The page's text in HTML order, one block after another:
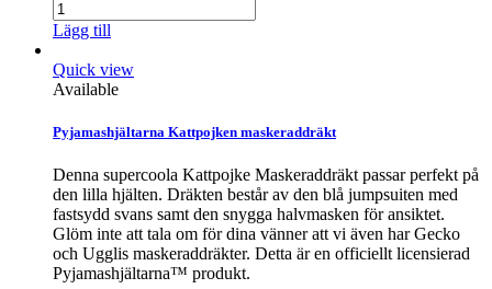
Lägg till
Quick view
Available
Pyjamashjältarna Kattpojken maskeraddräkt
Denna supercoola Kattpojke Maskeraddräkt passar perfekt på
den lilla hjälten. Dräkten består av den blå jumpsuiten med
fastsydd svans samt den snygga halvmasken för ansiktet.
Glöm inte att tala om för dina vänner att vi även har Gecko
och Ugglis maskeraddräkter. Detta är en officiellt licensierad
Pyjamashjältarna™ produkt.